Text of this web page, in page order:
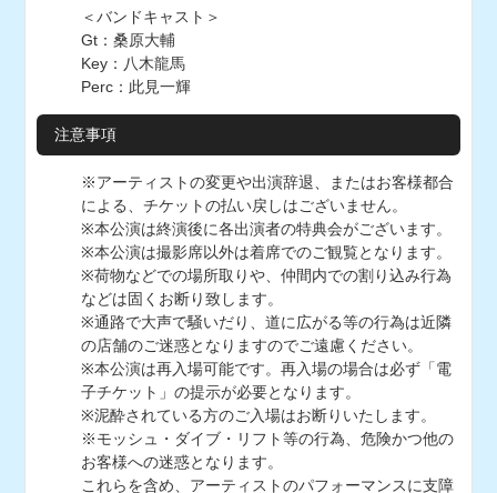
＜バンドキャスト＞
Gt：桑原大輔
Key：八木龍馬
Perc：此見一輝
注意事項
※アーティストの変更や出演辞退、またはお客様都合
による、チケットの払い戻しはございません。
※本公演は終演後に各出演者の特典会がございます。
※本公演は撮影席以外は着席でのご観覧となります。
※荷物などでの場所取りや、仲間内での割り込み行為
などは固くお断り致します。
※通路で大声で騒いだり、道に広がる等の行為は近隣
の店舗のご迷惑となりますのでご遠慮ください。
※本公演は再入場可能です。再入場の場合は必ず「電
子チケット」の提示が必要となります。
※泥酔されている方のご入場はお断りいたします。
※モッシュ・ダイブ・リフト等の行為、危険かつ他の
お客様への迷惑となります。
これらを含め、アーティストのパフォーマンスに支障